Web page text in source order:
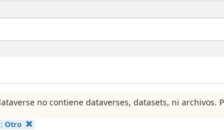
no contiene dataverses, datasets, ni archivos.
Otro